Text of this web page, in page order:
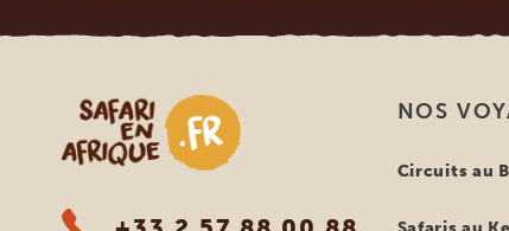
Safari en Afrique NOS
Circuits au